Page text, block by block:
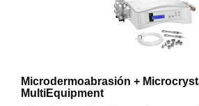
Microdermoabrasión +
MultiEquipment